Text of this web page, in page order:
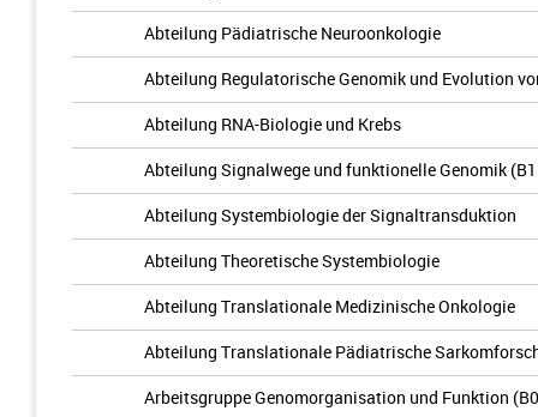
Abteilung Pädiatrische Neuroonkologie
Abteilung Regulatorische Genomik und Evolution
Abteilung RNA-Biologie und Krebs
Abteilung Signalwege und funktionelle Genomik
Abteilung Systembiologie der Signaltransduktion
Abteilung Theoretische Systembiologie
Abteilung Translationale Medizinische Onkologie
Abteilung Translationale Pädiatrische
Arbeitsgruppe Genomorganisation und Funktion